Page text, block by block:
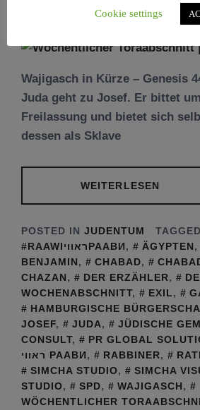
03/01/2020 BY
Wajigasch in Kürze – Genesis
Juda geht zu Josef. Er bittet
Freilassung und bietet sich
dessen als Sklave
WEITERLESEN
POSTED IN JUDENTUM
#RAAWIראוויРААВИ, ÄGYPTEN,
BENJAMIN, CHABAD,
CHAZAN, DER ERZÄHLER,
WOCHENABSCHNITT, EXIL,
HAMBURGISCHE
JOSEF, JUDA, JÜDISCHE
CONSULT, PR GLOBAL
ראווי РААВИ, RABBINER,
SIMCHA STUDIO,
SIMCHA
STUDIO, SPD, WAJIGASCH,
WÖCHENTLICHER
Cookie settings